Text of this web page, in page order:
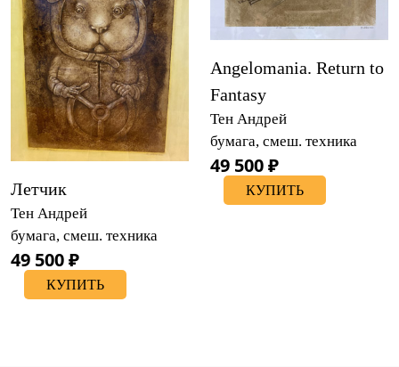
Летчик
Тен Андрей
бумага, смеш. техника
49 500 ₽
КУПИТЬ
Angelomania. Return to
Fantasy
Тен Андрей
бумага, смеш. техника
49 500 ₽
КУПИТЬ